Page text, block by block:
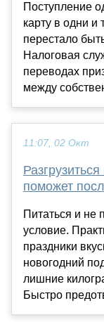
Поступление
карту в одни и
перестало
Налоговая
переводах
между
11:07, 02 Окт
поможет
Питаться и не
условие.
праздники
новогодний
лишние
Быстро